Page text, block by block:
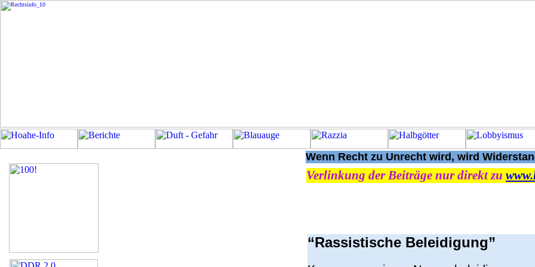
Wenn Recht zu Unrecht wird, wird
Verlinkung der Beiträge nur direkt zu
“Rassistische Beleidigung”